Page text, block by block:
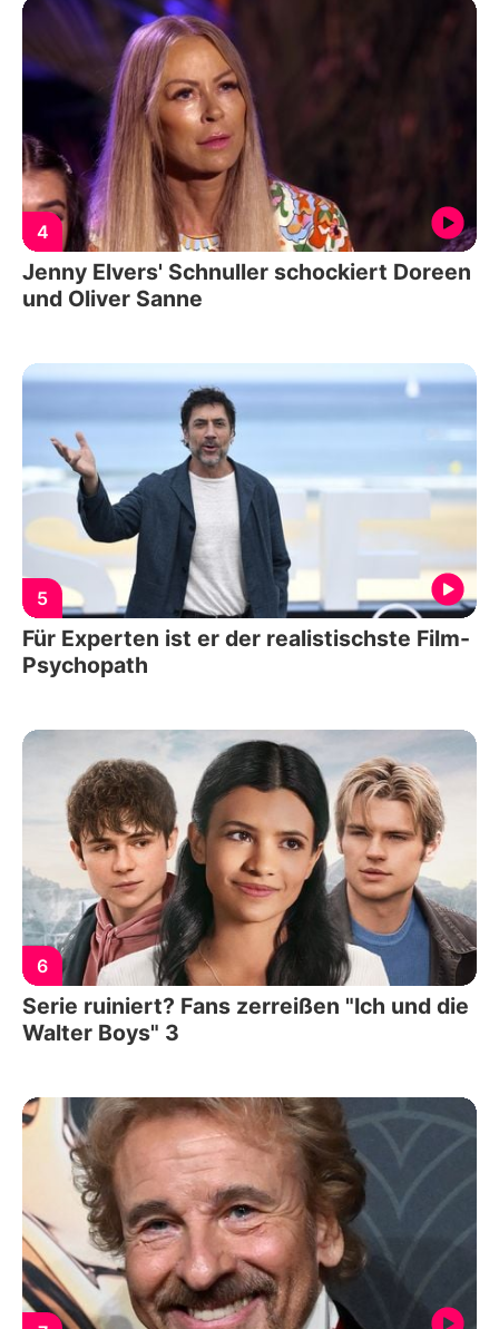
4
Jenny Elvers' Schnuller schockiert Doreen
und Oliver Sanne
5
Für Experten ist er der realistischste Film-
Psychopath
6
Serie ruiniert? Fans zerreißen "Ich und die
Walter Boys" 3